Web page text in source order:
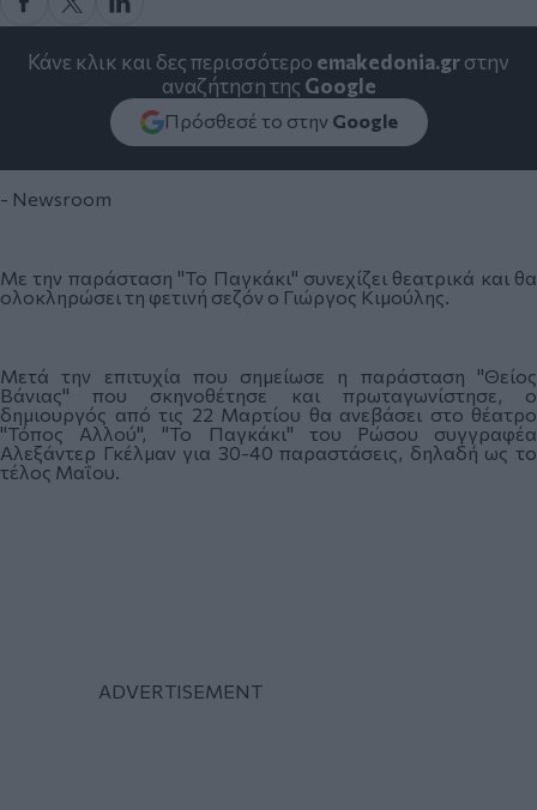
Κάνε κλικ και δες περισσότερο emakedonia.grστην
αναζήτηση της Google
Πρόσθεσέ το στην Google
- Newsroom
Με την παράσταση "Το Παγκάκι" συνεχίζει θεατρικά και θα
ολοκληρώσει τη φετινή σεζόν ο Γιώργος Κιμούλης.
Μετά την επιτυχία που σημείωσε η παράσταση "Θείος
Βάνιας" που σκηνοθέτησε και πρωταγωνίστησε, ο
δημιουργός από τις 22 Μαρτίου θα ανεβάσει στο θέατρο
"Τόπος Αλλού", "Το Παγκάκι" του Ρώσου συγγραφέα
Αλεξάντερ Γκέλμαν για 30-40 παραστάσεις, δηλαδή ως το
τέλος Μαΐου.